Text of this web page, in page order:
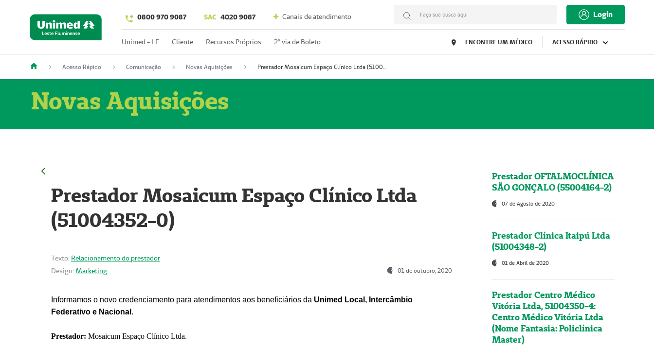
0800 970 9087 SAC 4020 9087 Canais de atendimento Faça sua busca aqui Login
Unimed - LF Cliente Recursos Próprios 2º via de Boleto ENCONTRE UM MÉDICO ACESSO RÁPIDO
Acesso Rápido Comunicação Novas Aquisições Prestador Mosaicum Espaço Clínico Ltda (51004352-0)
Novas Aquisições
Prestador Mosaicum Espaço Clínico Ltda
(51004352-0)
Texto: Relacionamento do prestador
Design: Marketing 01 de outubro, 2020
Informamos o novo credenciamento para atendimentos aos beneficiários da Unimed Local, Intercâmbio
Federativo e Nacional .
Prestador: Mosaicum Espaço Clínico Ltda.
Prestador OFTALMOCLÍNICA
SÃO GONÇALO (55004164-2)
07 de Agosto de 2020
Prestador Clínica Itaipú Ltda
(51004348-2)
01 de Abril de 2020
Prestador Centro Médico
Vitória Ltda, 51004350-4:
Centro Médico Vitória Ltda
(Nome Fantasia: Policlínica
Master)